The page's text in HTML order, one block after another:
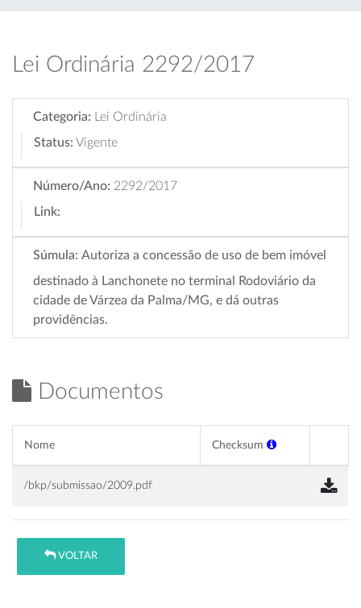
Lei Ordinária 2292/2017
Categoria:
Lei Ordinária
Status: Vigente
Número/Ano: 2292/2017
Link:
Súmula: Autoriza a concessão de uso de bem imóvel
destinado à Lanchonete no terminal Rodoviário da
cidade de Várzea da Palma/MG, e dá outras
providências.
Documentos
Nome Checksum
/bkp/submissao/2009.pdf
VOLTAR